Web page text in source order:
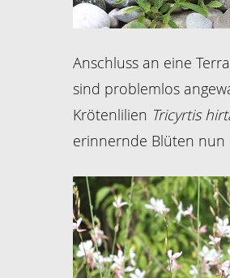
Anschluss an eine
sind problemlos
Krötenlilien Tricyrtis
erinnernde Blüten nun